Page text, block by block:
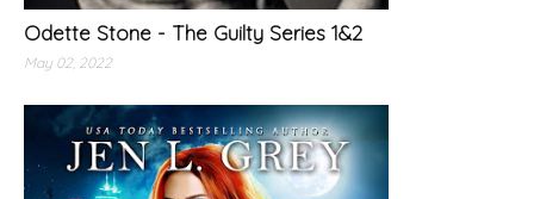
Odette Stone - The Guilty Series 1&2
May 02, 2022